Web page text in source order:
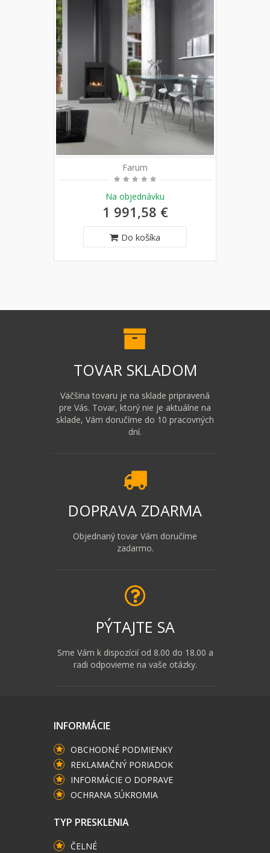
Farum
Na objednávku
1 991,58 €
Do košíka
TOVAR SKLADOM
Väčšina tovaru je na sklade pripravená
pre Vás. Tovar, ktorý nie je aktuálne na
sklade, Vám doručíme do 10 pracovných
dní.
DOPRAVA ZDARMA
Objednaný tovar Vám doručíme
zadarmo.
PÝTAJTE SA
Sme Vám k dispozícií od 8.00 do 18.00 a
radi odpovieme na vaše otázky.
INFORMÁCIE
OBCHODNÉ PODMIENKY
REKLAMAČNÝ PORIADOK
INFORMÁCIE O DOPRAVE
OCHRANA SÚKROMIA
TYP PRESKLENIA
ČELNÉ